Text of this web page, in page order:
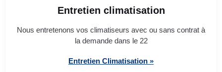
Entretien climatisation
Nous entretenons vos climatiseurs avec ou sans contrat à
la demande dans le 22
Entretien Climatisation »